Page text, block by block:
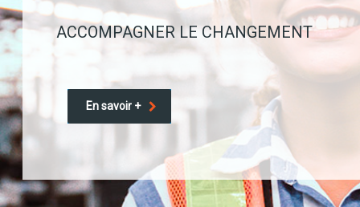
ACCOMPAGNER LE CHANGEMENT
En savoir +